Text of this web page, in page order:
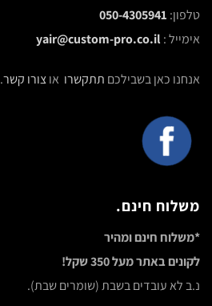
טלפון: 050-4305941
אימייל :yair@custom-pro.co.il
אנחנו כאן בשבילכם תתקשרו אוצורו קשר.
משלוח חינם.
*משלוח חינם ומהיר
לקונים באתר מעל 350 שקל!
נ.ב לא עובדים בשבת (שומרים שבת).